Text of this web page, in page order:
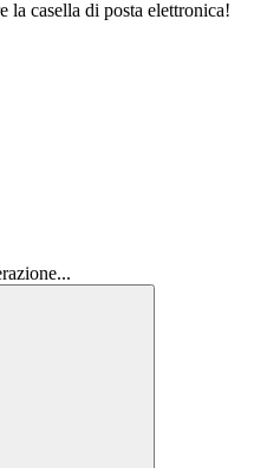
la casella di posta elettronica!